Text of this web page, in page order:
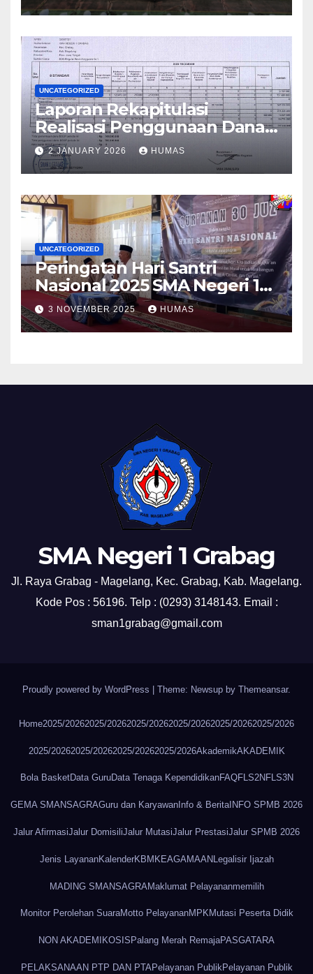
UNCATEGORIZED
Laporan Rekapitulasi
Realisasi Penggunaan Dana
BOS Reguler Tahap 2 Tahun
2025
2 JANUARY 2026 HUMAS
UNCATEGORIZED
Peringatan Hari Santri
Nasional 2025 SMA Negeri 1
Grabag
3 NOVEMBER 2025 HUMAS
SMA Negeri 1 Grabag
Jl. Raya Grabag - Magelang, Kec. Grabag, Kab. Magelang.
Kode Pos : 56196. Telp : (0293) 3148143. Email :
sman1grabag@gmail.com
Proudly powered by WordPress Theme: Newsup by Themeansar.
Home2025/20262025/20262025/20262025/20262025/20262025/2026
2025/20262025/20262025/20262025/2026AkademikAKADEMIK
Bola BasketData GuruData Tenaga KependidikanFAQFLS2N FLS3N
GEMA SMANSAGRAGuru dan Karyawan Info & BeritaINFO SPMB 2026
Jalur AfirmasiJalur DomisiliJalur MutasiJalur PrestasiJalur SPMB 2026
Jenis LayananKalenderKBM KEAGAMAAN Legalisir Ijazah
MADING SMANSAGRAMaklumat Pelayananmemilih
Monitor Perolehan SuaraMotto PelayananMPKMutasi Peserta Didik
NON AKADEMIKOSIS Palang Merah RemajaPASGATARA
PELAKSANAAN PTP DAN PTA Pelayanan Publik Pelayanan Publik